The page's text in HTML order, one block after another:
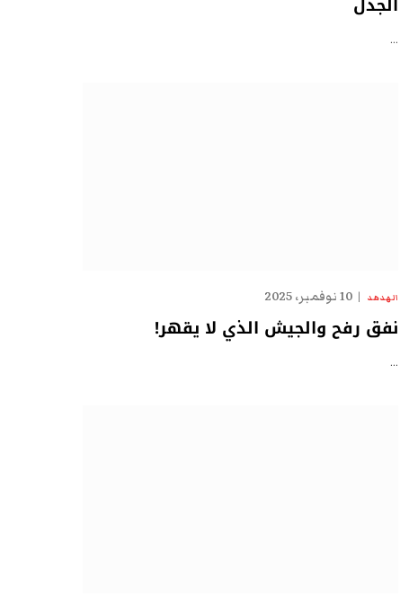
…
الهدهد 10 نوفمبر، 2025
نفق رفح والجيش الذي لا يقهر!
…